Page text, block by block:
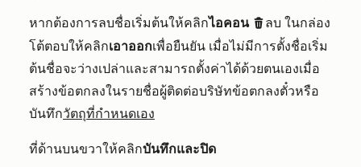
หากต้องการลบชื่อเริ่มต้นให้คลิกไอคอน deleteลบ ในกล่อง
โต้ตอบให้คลิกเอาออกเพื่อยืนยัน เมื่อไม่มีการตั้งชื่อเริ่ม
ต้นชื่อจะว่างเปล่าและสามารถตั้งค่าได้ด้วยตนเองเมื่อ
สร้างข้อตกลงในรายชื่อผู้ติดต่อบริษัทข้อตกลงตั๋วหรือ
บันทึกวัตถุที่กำหนดเอง
ที่ด้านบนขวาให้คลิกบันทึกและปิด